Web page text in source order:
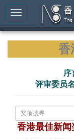
香
序
评审委员
香港最佳新闻